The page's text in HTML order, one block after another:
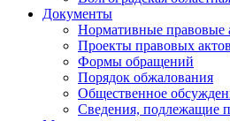
Документы
Нормативные правовые
Проекты правовых актов
Формы обращений
Порядок обжалования
Общественное
Сведения, подлежащие